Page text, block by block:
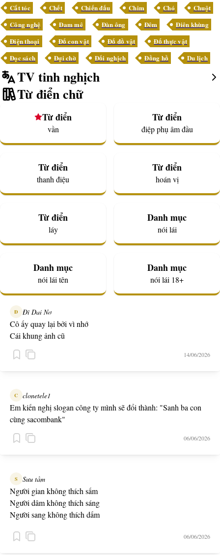
Cắt tóc
Chết Chiến đấu Chim Chó
Chuột
Công nghệ
Đam mê Đàn ông Đêm
Điên khùng
Điện thoại
Đố con vật Đố đồ vật
Đố thực vật
Đọc sách
Đợi chờ Đối nghịch Đồng hồ Du lịch
TV tinh nghịch
Từ điển chữ
Từ điển
vần
Từ điển
điệp phụ âm đầu
Từ điển
thanh điệu
Từ điển
hoán vị
Từ điển
láy
Danh mục
nói lái
Danh mục
nói lái tên
Danh mục
nói lái 18+
Đ Đì Dai Nơ
Cô ấy quay lại bởi vì nhớ
Cái khung ảnh cũ
14/06/2026
C clonetele1
Em kiến nghị slogan công ty mình sẽ đổi thành: "Sanh ba con
cùng sacombank"
06/06/2026
S Sưu tầm
Người gian không thích sấm
Người dâm không thích sáng
Người sang không thích dấm
06/06/2026